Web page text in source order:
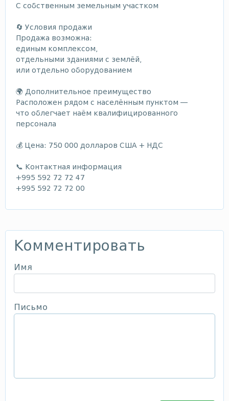
С собственным земельным участком
🔄 Условия продажи
Продажа возможна:
единым комплексом,
отдельными зданиями с землёй,
или отдельно оборудованием
🌍 Дополнительное преимущество
Расположен рядом с населённым пунктом —
что облегчает наём квалифицированного
персонала
💰 Цена: 750 000 долларов США + НДС
📞 Контактная информация
+995 592 72 72 47
+995 592 72 72 00
Комментировать
Имя
Письмо